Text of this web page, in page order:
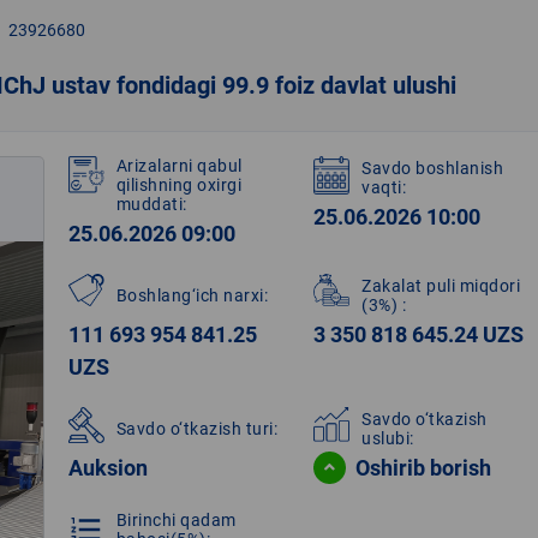
23926680
ustav fondidagi 99.9 foiz davlat ulushi
Arizalarni qabul
qilishning oxirgi
muddati:
25.06.2026 09:00
Savdo boshlanish
vaqti:
25.06.2026 10:00
Boshlang‘ich narxi:
111 693 954 841.25
UZS
Zakalat puli miqdori
(3%) :
3 350 818 645.24 UZS
Savdo o‘tkazish turi:
Auksion
Savdo o‘tkazish
uslubi:
Oshirib borish
format_list_numbered
Birinchi qadam